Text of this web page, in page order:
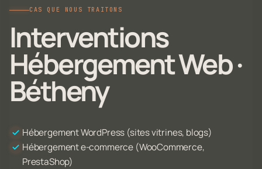
CAS QUE NOUS TRAITONS
Interventions
Hébergement Web ·
Bétheny
Hébergement WordPress (sites vitrines, blogs)
Hébergement e-commerce (WooCommerce,
PrestaShop)